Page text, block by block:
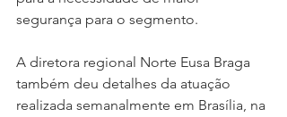
segurança para o segmento.
A diretora regional Norte Eusa Braga
também deu detalhes da atuação
realizada semanalmente em Brasília, na